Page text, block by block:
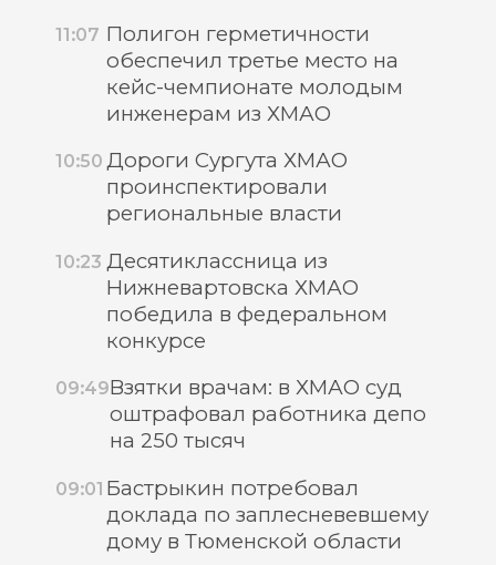
11:07 Полигон герметичности
обеспечил третье место на
кейс-чемпионате молодым
инженерам из ХМАО
10:50 Дороги Сургута ХМАО
проинспектировали
региональные власти
10:23 Десятиклассница из
Нижневартовска ХМАО
победила в федеральном
конкурсе
09:49Взятки врачам: в ХМАО суд
оштрафовал работника депо
на 250 тысяч
09:01 Бастрыкин потребовал
доклада по заплесневевшему
дому в Тюменской области